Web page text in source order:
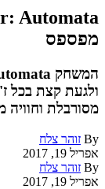
מפספס
ולגעת קצת בכל
מסורבלת
By זוהר צלח
אפריל 19, 2017
By זוהר צלח
אפריל 19, 2017